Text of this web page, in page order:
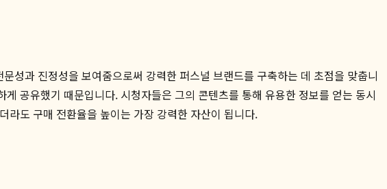
성과 진정성을 보여줌으로써 강력한 퍼스널 브랜드를 구축하는 데 초점을 맞춥니
공유했기 때문입니다. 시청자들은 그의 콘텐츠를 통해 유용한 정보를 얻는 동시
라도 구매 전환율을 높이는 가장 강력한 자산이 됩니다.